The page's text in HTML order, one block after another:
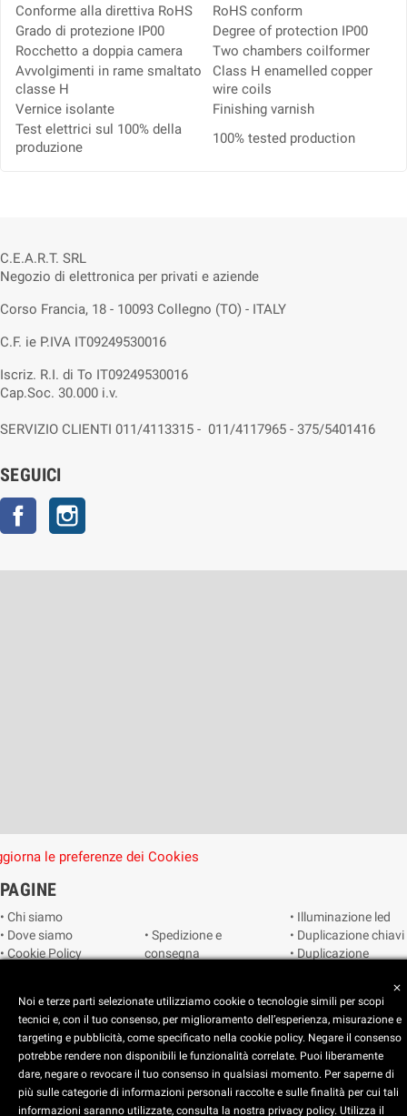
Conforme alla direttiva RoHS
RoHS conform
Grado di protezione IP00
Degree of protection IP00
Rocchetto a doppia camera
Two chambers coilformer
Avvolgimenti in rame smaltato
classe H
Class H enamelled copper
wire coils
Vernice isolante
Finishing varnish
Test elettrici sul 100% della
produzione
100% tested production
C.E.A.R.T. SRL
Negozio di elettronica per privati e aziende
Corso Francia, 18 - 10093 Collegno (TO) - ITALY
C.F. ie P.IVA IT09249530016
Iscriz. R.I. di To IT09249530016
Cap.Soc. 30.000 i.v.
SERVIZIO CLIENTI 011/4113315 - 011/4117965 - 375/5401416
SEGUICI
Facebook
le preferenze dei Cookies
PAGINE
• Chi siamo
• Dove siamo
• Cookie Policy
preferenze dei
cookie
• Spedizione e
consegna
• Catalogo
• Illuminazione led
• Duplicazione chiavi
• Duplicazione
• Smart home
• Video sorveglianza
Copyright © 2025 CEART | Negozio di elettronica Torino
C.E.A.R.T. Elettronica
close
Noi e terze parti selezionate utilizziamo cookie o tecnologie simili per scopi
tecnici e, con il tuo consenso, per miglioramento dell’esperienza, misurazione e
targeting e pubblicità, come specificato nella cookie policy. Negare il consenso
potrebbe rendere non disponibili le funzionalità correlate. Puoi liberamente
dare, negare o revocare il tuo consenso in qualsiasi momento. Per saperne di
più sulle categorie di informazioni personali raccolte e sulle finalità per cui tali
informazioni saranno utilizzate, consulta la nostra privacy policy. Utilizza il